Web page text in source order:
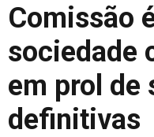
Comissão
sociedade
em prol de
definitivas